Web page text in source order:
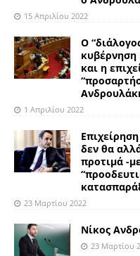
15 Απριλίου 2022
Ο
κυβέρνηση
και η
1 Απριλίου 2022
δεν θα
προτιμά -
23 Μαρτίου 2022
Νίκος
23 Μαρτίου